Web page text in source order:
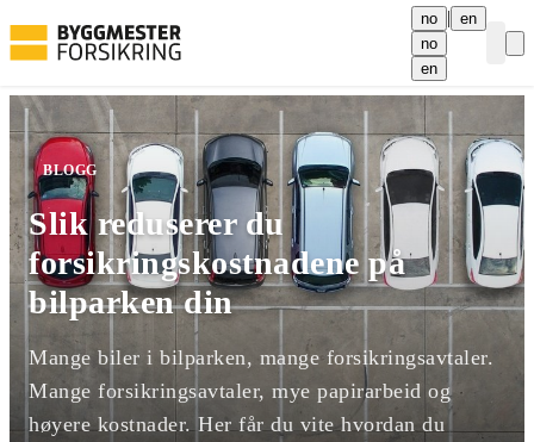
no | en
no
en
BLOGG
Slik reduserer du
forsikringskostnadene på
bilparken din
Mange biler i bilparken, mange forsikringsavtaler.
Mange forsikringsavtaler, mye papirarbeid og
høyere kostnader. Her får du vite hvordan du